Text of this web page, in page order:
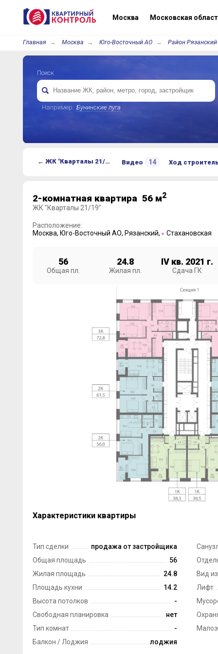
Москва Московская
Главная Москва Юго-Восточный АО Район Рязанский
Поиск
Например: Бунинские луга
← ЖК "Кварталы 21/19" Видео 14 Ход
2-комнатная квартира 56 м2
ЖК "Кварталы 21/19"
Расположение:
Москва, Юго-Восточный АО, Рязанский, Стахановская
56
Общая пл.
24.8
Жилая пл.
IV кв. 2021 г.
Сдача ГК
Характеристики квартиры
Тип сделки
продажа от застройщика
Общая площадь
56
Жилая площадь
24.8
Площадь кухни
14.2
Высота потолков
-
Свободная планировка
нет
Тип комнат
-
Балкон / Лоджия
лоджия
Вид
Лифт